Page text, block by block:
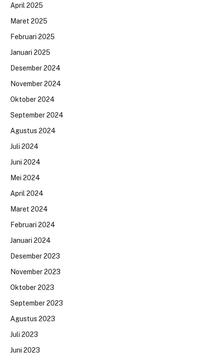
April 2025
Maret 2025
Februari 2025
Januari 2025
Desember 2024
November 2024
Oktober 2024
September 2024
Agustus 2024
Juli 2024
Juni 2024
Mei 2024
April 2024
Maret 2024
Februari 2024
Januari 2024
Desember 2023
November 2023
Oktober 2023
September 2023
Agustus 2023
Juli 2023
Juni 2023